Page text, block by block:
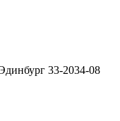
33-2034-08